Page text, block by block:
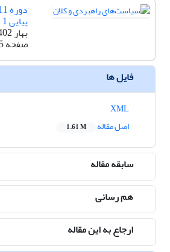
پیاپی 1
بهار 1402
صفحه
فایل ها
اصل مقاله
1.61 M
سابقه مقاله
هم رسانی
ارجاع به این مقاله